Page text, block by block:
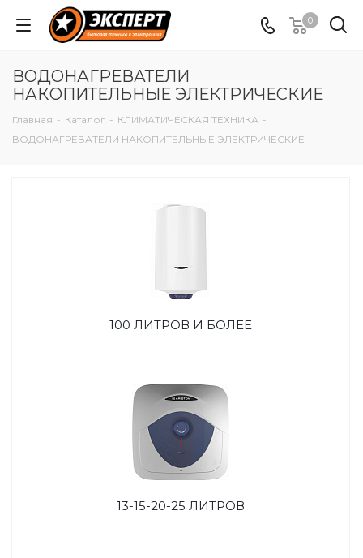
0
ВОДОНАГРЕВАТЕЛИ
НАКОПИТЕЛЬНЫЕ ЭЛЕКТРИЧЕСКИЕ
Главная - Каталог - КЛИМАТИЧЕСКАЯ ТЕХНИКА -
ВОДОНАГРЕВАТЕЛИ НАКОПИТЕЛЬНЫЕ ЭЛЕКТРИЧЕСКИЕ
100 ЛИТРОВ И БОЛЕЕ
13-15-20-25 ЛИТРОВ